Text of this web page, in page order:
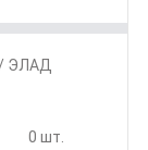
ЭЛАД
0 шт.